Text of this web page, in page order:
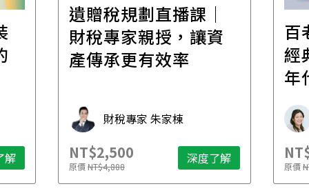
解
遺贈稅規劃直播課│
財稅專家親授，讓資
產傳承更有效率
財稅專家 朱家棟
NT$2,500
原價NT$4,888 深度了解
百
經
年
原價